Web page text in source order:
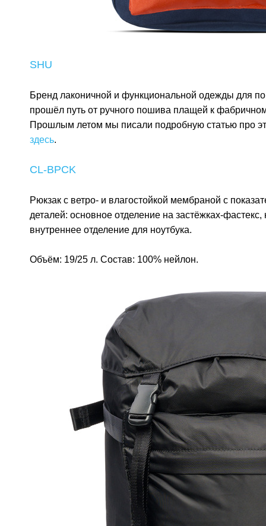
SHU
Бренд лаконичной и функциональной одежды для
прошёл путь от ручного пошива плащей к
Прошлым летом мы писали подробную статью про
здесь.
CL-BPCK
Рюкзак с ветро- и влагостойкой мембраной с
деталей: основное отделение на застёжках-
внутреннее отделение для ноутбука.
Объём: 19/25 л. Состав: 100% нейлон.